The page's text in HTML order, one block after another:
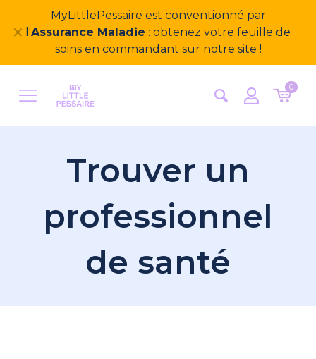
MyLittlePessaire est conventionné par
l'Assurance Maladie : obtenez votre feuille de
soins en commandant sur notre site !
✕
0
Trouver un
professionnel
de santé